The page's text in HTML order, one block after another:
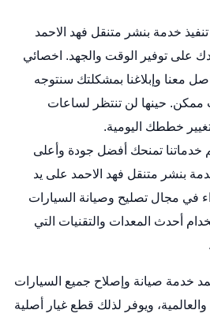
خدمة بنشر متنقل فهد الاحمد
على توفير الوقت والجهد. اخصائي
معنا وإبلاغنا بمشكلتك سنتوجه
حينها لن تنتظر لساعات
خططك اليومية.
خدماتنا تمنحك أفضل جودة وأعلى
بنشر متنقل فهد الاحمد على يد
في مجال تصليح وصيانة السيارات
أحدث المعدات والتقنيات التي
خدمة صيانة وإصلاح جميع السيارات
ويوفر لذلك قطع غيار أصلية